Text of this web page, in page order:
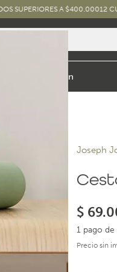
A $400.00012 CUOTAS SIN
Inspiración
Joseph
$
1 pago
Precio sin